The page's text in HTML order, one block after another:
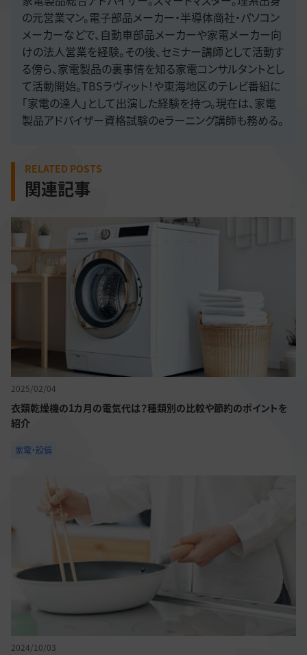
の元営業マン。電子部品メーカー・半導体商社・パソコン
メーカーなどで、自動車部品メーカーや家電メーカー向
けの法人営業を経験。その後、セミナー講師として活動す
る傍ら、家電製品の裏事情を知る家電コンサルタントとし
て活動開始。TBSラヴィット！や東海地区のテレビ番組に
「家電の達人」として出演した経験を持つ。現在は、家電
製品アドバイザー資格試験のeラーニング講師も務める。
RELATED POSTS
関連記事
2025/02/04
衣類乾燥機の1カ月の電気代は？種類別の比較や節約のポイントを
紹介
家電・設備
2024/10/03